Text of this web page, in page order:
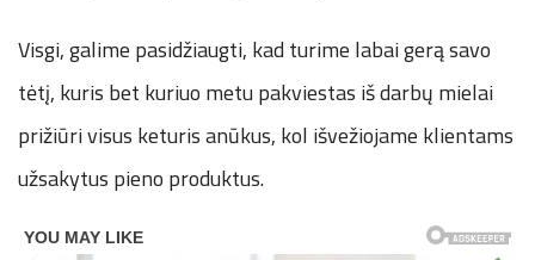
Visgi, galime pasidžiaugti, kad turime labai gerą savo
tėtį, kuris bet kuriuo metu pakviestas iš darbų mielai
prižiūri visus keturis anūkus, kol išvežiojame klientams
užsakytus pieno produktus.